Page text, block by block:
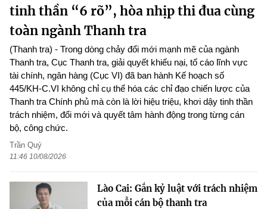
tinh thần “6 rõ”, hòa nhịp thi đua cùng
toàn ngành Thanh tra
(Thanh tra) - Trong dòng chảy đổi mới mạnh mẽ của ngành
Thanh tra, Cục Thanh tra, giải quyết khiếu nại, tố cáo lĩnh vực
tài chính, ngân hàng (Cục VI) đã ban hành Kế hoạch số
445/KH-C.VI không chỉ cụ thể hóa các chỉ đạo chiến lược của
Thanh tra Chính phủ mà còn là lời hiệu triệu, khơi dậy tinh thần
trách nhiệm, đổi mới và quyết tâm hành động trong từng cán
bộ, công chức.
Trần Quý
11:46 10/08/2026
Lào Cai: Gắn kỷ luật với trách nhiệm
của mỗi cán bộ thanh tra